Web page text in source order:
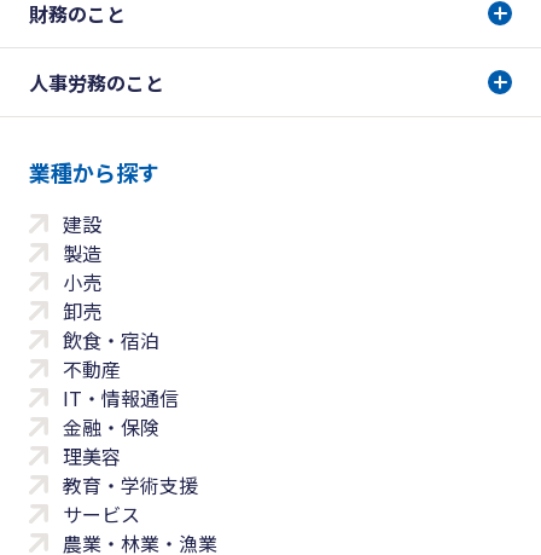
財務のこと
人事労務のこと
業種から探す
建設
製造
小売
卸売
飲食・宿泊
不動産
IT・情報通信
金融・保険
理美容
教育・学術支援
サービス
農業・林業・漁業